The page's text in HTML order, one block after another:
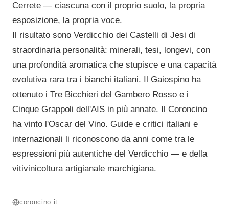
Cerrete — ciascuna con il proprio suolo, la propria
esposizione, la propria voce.
Il risultato sono Verdicchio dei Castelli di Jesi di
straordinaria personalità: minerali, tesi, longevi, con
una profondità aromatica che stupisce e una capacità
evolutiva rara tra i bianchi italiani. Il Gaiospino ha
ottenuto i Tre Bicchieri del Gambero Rosso e i
Cinque Grappoli dell'AIS in più annate. Il Coroncino
ha vinto l'Oscar del Vino. Guide e critici italiani e
internazionali li riconoscono da anni come tra le
espressioni più autentiche del Verdicchio — e della
vitivinicoltura artigianale marchigiana.
coroncino.it